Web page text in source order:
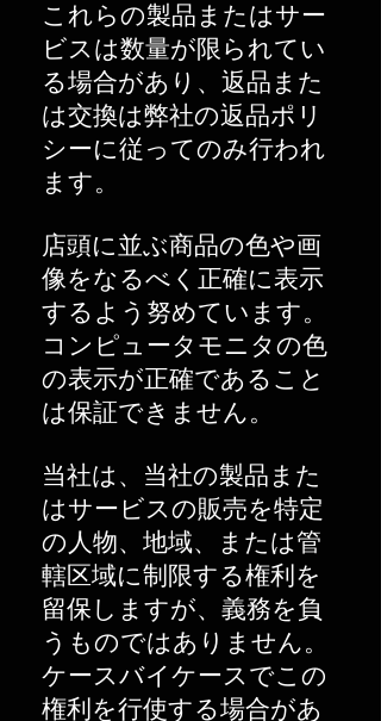
これらの製品またはサー
ビスは数量が限られてい
る場合があり、返品また
は交換は弊社の返品ポリ
シーに従ってのみ行われ
ます。
店頭に並ぶ商品の色や画
像をなるべく正確に表示
するよう努めています。
コンピュータモニタの色
の表示が正確であること
は保証できません。
当社は、当社の製品また
はサービスの販売を特定
の人物、地域、または管
轄区域に制限する権利を
留保しますが、義務を負
うものではありません。
ケースバイケースでこの
権利を行使する場合があ